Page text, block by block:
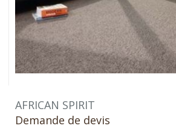
AFRICAN SPIRIT
Demande de devis